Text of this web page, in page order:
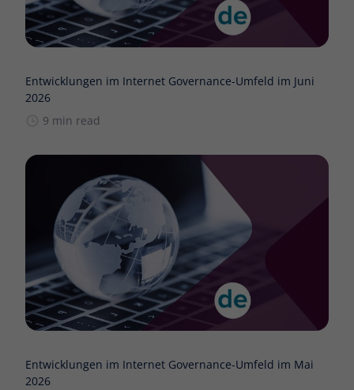
Entwicklungen im Internet Governance-Umfeld im Juni
2026
9 min read
Entwicklungen im Internet Governance-Umfeld im Mai
2026